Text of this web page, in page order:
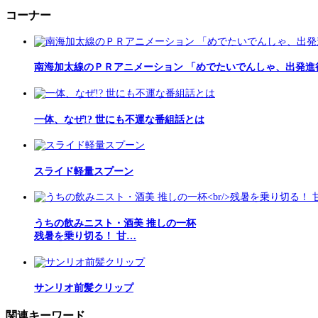
コーナー
南海加太線のＰＲアニメーション 「めでたいでんしゃ、出発
一体、なぜ!? 世にも不運な番組話とは
スライド軽量スプーン
うちの飲みニスト・酒美 推しの一杯
残暑を乗り切る！ 甘…
サンリオ前髪クリップ